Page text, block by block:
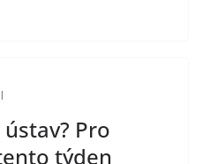
Pro
týden